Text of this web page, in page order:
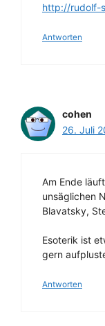
http://rudolf-
Antworten
cohen
26. Juli
Am Ende
unsäglichen
Blavatsky,
Esoterik ist
gern
Antworten